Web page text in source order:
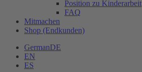
Position zu Kinderarbeit
FAQ
Mitmachen
Shop (Endkunden)
GermanDE
EN
ES